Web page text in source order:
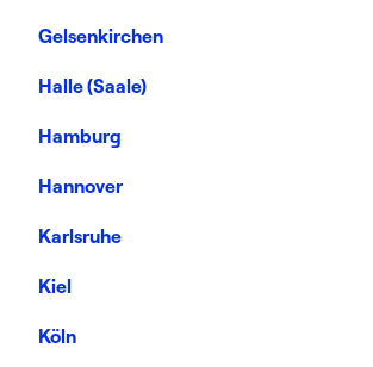
Gelsenkirchen
Halle (Saale)
Hamburg
Hannover
Karlsruhe
Kiel
Köln